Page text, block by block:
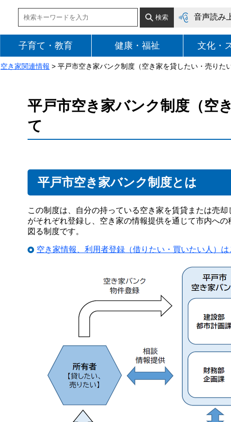
音声読み
子育て・教育 健康・福祉 文化・
空き家関連情報 > 平戸市空き家バンク制度（空き家を貸したい・売りた
平戸市空き家バンク制度（空
て
平戸市空き家バンク制度とは
この制度は、自分の持っている空き家を賃貸または売
がそれぞれ登録し、空き家の情報提供を通じて市内へ
図る制度です。
空き家情報、利用者登録（借りたい・買いたい人）は